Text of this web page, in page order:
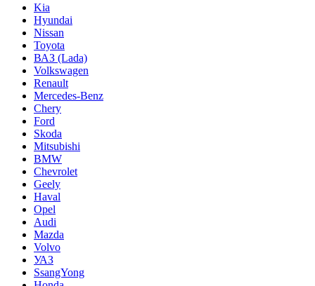
Kia
Hyundai
Nissan
Toyota
ВАЗ (Lada)
Volkswagen
Renault
Mercedes-Benz
Chery
Ford
Skoda
Mitsubishi
BMW
Chevrolet
Geely
Haval
Opel
Audi
Mazda
Volvo
УАЗ
SsangYong